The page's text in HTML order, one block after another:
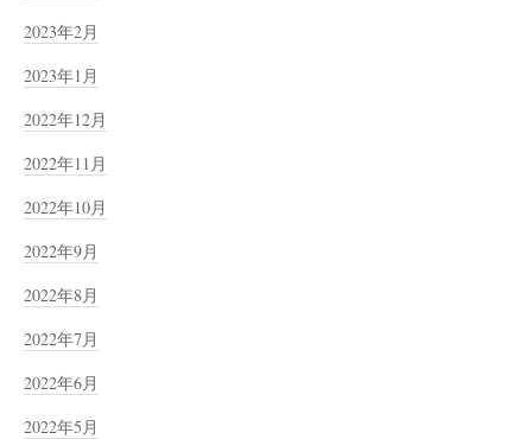
2023年2月
2023年1月
2022年12月
2022年11月
2022年10月
2022年9月
2022年8月
2022年7月
2022年6月
2022年5月